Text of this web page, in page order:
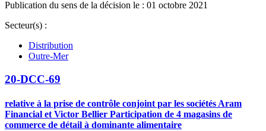
Publication du sens de la décision le : 01 octobre 2021
Secteur(s) :
Distribution
Outre-Mer
20-DCC-69
relative à la prise de contrôle conjoint par les sociétés Aram
Financial et Victor Bellier Participation de 4 magasins de
commerce de détail à dominante alimentaire